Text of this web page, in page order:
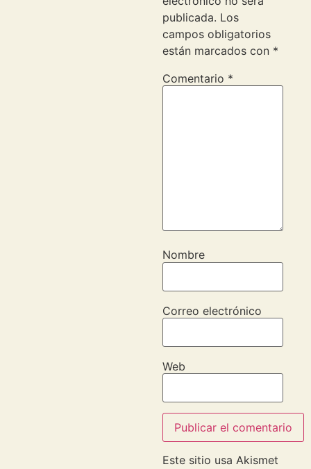
publicada. Los
campos obligatorios
están marcados con *
Comentario *
Nombre
Correo electrónico
Web
Este sitio usa Akismet